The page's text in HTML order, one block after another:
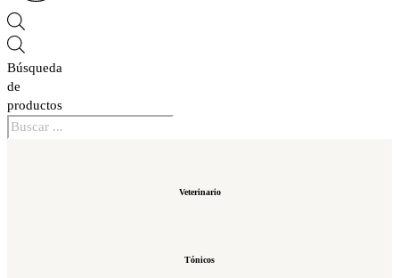
Búsqueda
de
productos
Veterinario
Tónicos